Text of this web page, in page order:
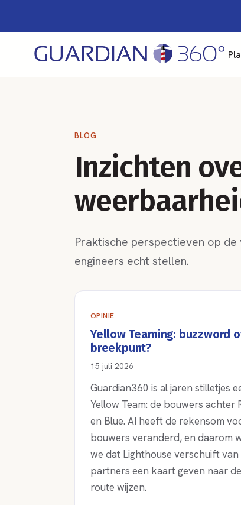
BLOG
Inzichten
Praktische perspectieven op
engineers echt stellen.
OPINIE
Yellow Teaming: buzzword
breekpunt?
15 juli 2026
Guardian360 is al jaren stilletjes
Yellow Team: de bouwers achter
en Blue. AI heeft de rekensom
bouwers veranderd, en daarom
we dat Lighthouse verschuift van
partners een kaart geven naar de
route wijzen.